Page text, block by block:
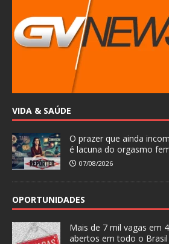
VIDA & SAÚDE
O prazer que ainda
é lacuna do orgasmo
07/08/2026
OPORTUNIDADES
Mais de 7 mil vagas em
abertos em todo o Brasil